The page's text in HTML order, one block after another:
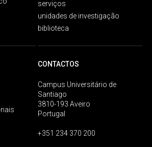
serviços
unidades de investigação
biblioteca
CONTACTOS
Campus Universitário de
Santiago
3810-193 Aveiro
Portugal
+351 234 370 200